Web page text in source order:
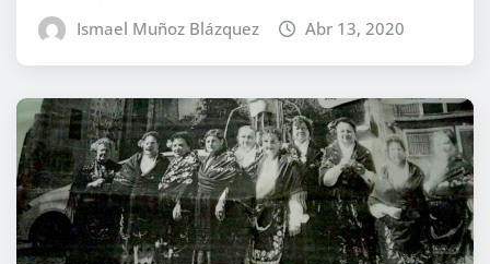
Ismael Muñoz Blázquez Abr 13, 2020